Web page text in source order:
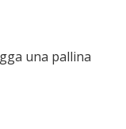
una pallina